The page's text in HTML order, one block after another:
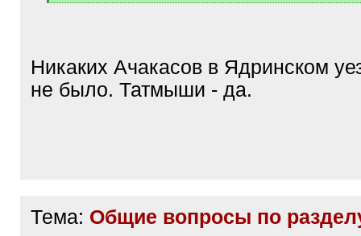
[
Никаких Ачакасов в Ядринском
не было. Татмыши - да.
Тема: Общие вопросы по